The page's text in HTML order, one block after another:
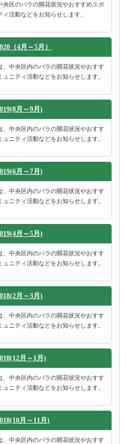
央区のバラの開花状況やおすすめスポ
活動などをお知らせします。
（4月～5月）
、中央区内のバラの開花状況やおすす
ニティ活動などをお知らせします。
月～9月)
、中央区内のバラの開花状況やおすす
ニティ活動などをお知らせします。
月～7月)
、中央区内のバラの開花状況やおすす
ニティ活動などをお知らせします。
月～5月)
、中央区内のバラの開花状況やおすす
ニティ活動などをお知らせします。
月～3月)
、中央区内のバラの開花状況やおすす
ニティ活動などをお知らせします。
月～1月)
、中央区内のバラの開花状況やおすす
ニティ活動などをお知らせします。
月～11月)
、中央区内のバラの開花状況やおすす